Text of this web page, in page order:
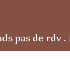
rdv .